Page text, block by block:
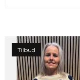
Tilbud